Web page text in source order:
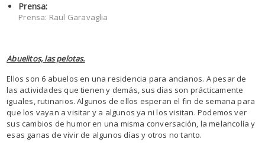
Prensa:
Prensa: Raul Garavaglia
Abuelitos, las pelotas.
Ellos son 6 abuelos en una residencia para ancianos. A pesar de
las actividades que tienen y demás, sus días son prácticamente
iguales, rutinarios. Algunos de ellos esperan el fin de semana para
que los vayan a visitar y a algunos ya ni los visitan. Podemos ver
sus cambios de humor en una misma conversación, la melancolía y
esas ganas de vivir de algunos días y otros no tanto.